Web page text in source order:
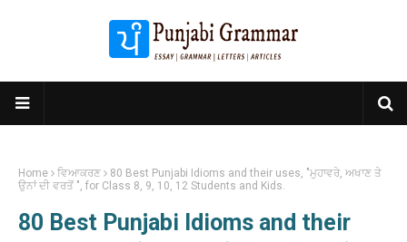
Home ਵਿਆਕਰਣ
80 Best Punjabi Idioms and their uses, "ਮੁਹਾਵਰੇ, ਅਖਾਣ ਤੇ
ਉਨਾਂ ਦੀ ਵਰਤੋਂ ", for Class 8, 9, 10, 12 Students and Kids.
80 Best Punjabi Idioms and their